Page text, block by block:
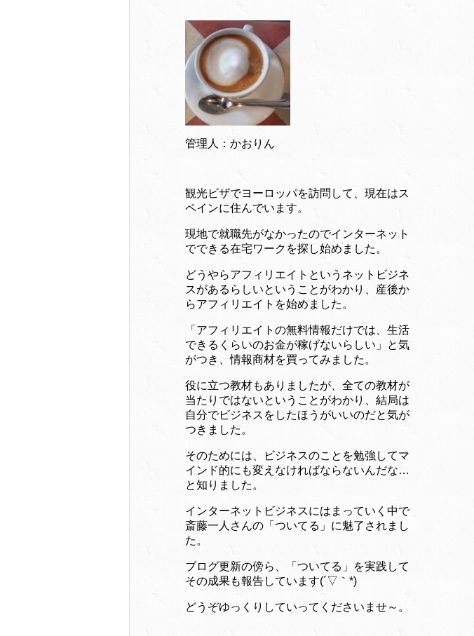
管理人：かおりん
観光ビザでヨーロッパを訪問して、現在はス
ペインに住んでいます。
現地で就職先がなかったのでインターネット
でできる在宅ワークを探し始めました。
どうやらアフィリエイトというネットビジネ
スがあるらしいということがわかり、産後か
らアフィリエイトを始めました。
「アフィリエイトの無料情報だけでは、生活
できるくらいのお金が稼げないらしい」と気
がつき、情報商材を買ってみました。
役に立つ教材もありましたが、全ての教材が
当たりではないということがわかり、結局は
自分でビジネスをしたほうがいいのだと気が
つきました。
そのためには、ビジネスのことを勉強してマ
インド的にも変えなければならないんだな…
と知りました。
インターネットビジネスにはまっていく中で
斎藤一人さんの「ついてる」に魅了されまし
た。
ブログ更新の傍ら、「ついてる」を実践して
その成果も報告しています(´▽｀*)
どうぞゆっくりしていってくださいませ～。